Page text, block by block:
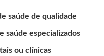
saúde de qualidade
saúde especializados
ou clínicas